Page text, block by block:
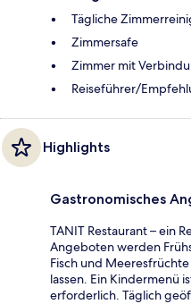
Tägliche
Zimmersafe
Zimmer mit
Reiseführer/
Highlights
Gastronomisches
TANIT Restaurant – ein
Angeboten werden
Fisch und
lassen. Ein Kindermenü
erforderlich. Täglich